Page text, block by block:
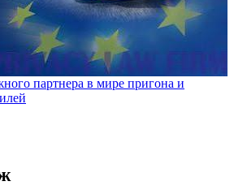
партнера в мире пригона и